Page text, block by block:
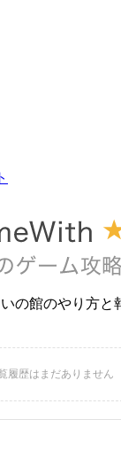
の館のやり方と